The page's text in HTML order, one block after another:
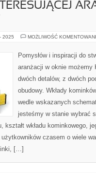
2025 MOŻLIWOŚĆ
Pomysłów i inspiracji do
aranżacji w oknie możemy
dwóch detalów, z dwóch
obudowy. Wkłady
wedle wskazanych
jesteśmy w stanie wybrać
kształt wkładu kominkowego,
użytkowników czasem o wiele
[…]